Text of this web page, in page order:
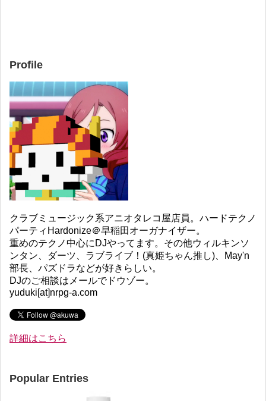
Profile
クラブミュージック系アニオタレコ屋店員。ハードテクノ
パーティHardonize＠早稲田オーガナイザー。
重めのテクノ中心にDJやってます。その他ウィルキンソ
ンタン、ダーツ、ラブライブ！(真姫ちゃん推し)、May'n
部長、パズドラなどが好きらしい。
DJのご相談はメールでドウゾー。
yuduki[at]nrpg-a.com
詳細はこちら
Popular Entries